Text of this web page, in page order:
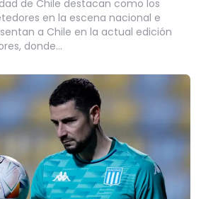
de Chile destacan como los
en la escena nacional e
a Chile en la actual edición
donde…